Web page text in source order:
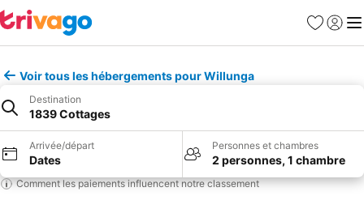
Favoris
Se
Voir tous les hébergements pour Willunga
Destination
1839 Cottages
Arrivée/départ
Dates
Personnes et chambres
2 personnes, 1 chambre
Comment les paiements influencent notre classement